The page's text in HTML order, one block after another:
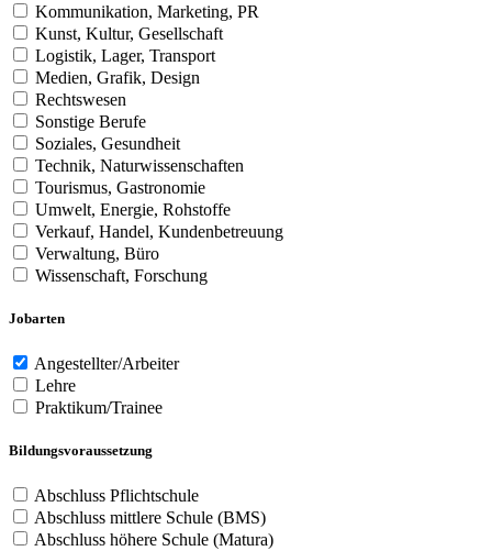
Kommunikation, Marketing, PR
Kunst, Kultur, Gesellschaft
Logistik, Lager, Transport
Medien, Grafik, Design
Rechtswesen
Sonstige Berufe
Soziales, Gesundheit
Technik, Naturwissenschaften
Tourismus, Gastronomie
Umwelt, Energie, Rohstoffe
Verkauf, Handel, Kundenbetreuung
Verwaltung, Büro
Wissenschaft, Forschung
Jobarten
Angestellter/Arbeiter
Lehre
Praktikum/Trainee
Bildungsvoraussetzung
Abschluss Pflichtschule
Abschluss mittlere Schule (BMS)
Abschluss höhere Schule (Matura)